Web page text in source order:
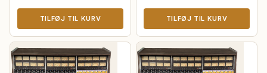
TILFØJ TIL KURV TILFØJ TIL KURV